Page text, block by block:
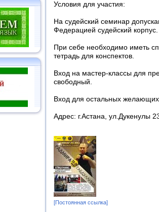
Условия для участия:
На судейский семинар
Федерацией судейский корпус.
При себе необходимо иметь
тетрадь для конспектов.
Вход на мастер-классы для
свободный.
Вход для остальных
Адрес: г.Астана, ул.Дукенулы
[Постоянная ссылка]